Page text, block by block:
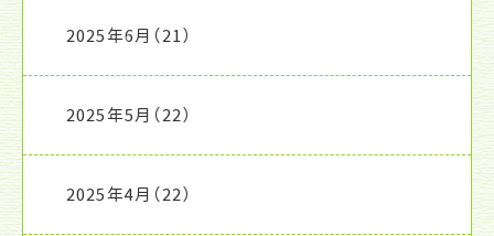
2025年6月 （21）
2025年5月 （22）
2025年4月 （22）